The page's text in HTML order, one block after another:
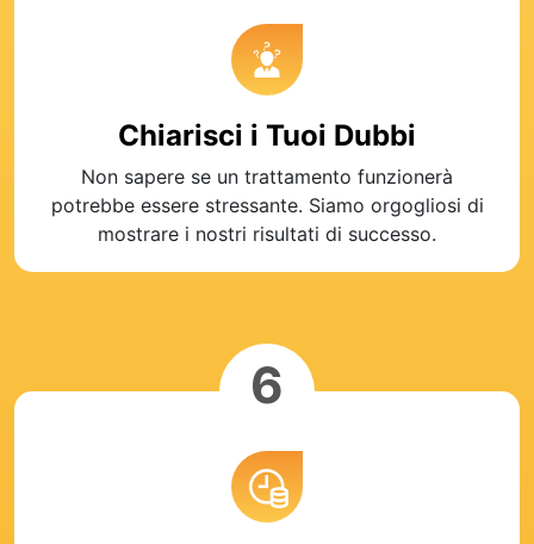
Chiarisci i Tuoi Dubbi
Non sapere se un trattamento funzionerà
potrebbe essere stressante. Siamo orgogliosi di
mostrare i nostri risultati di successo.
6